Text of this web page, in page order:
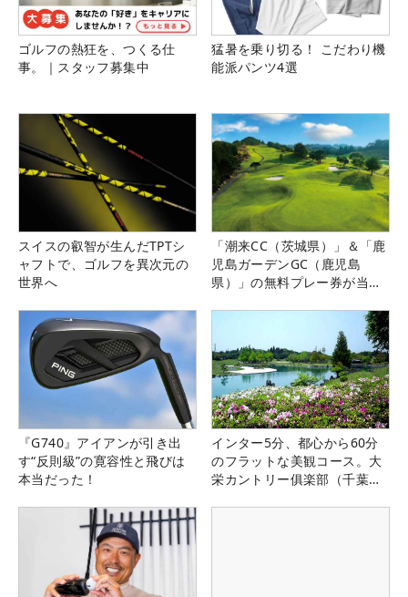
ゴルフの熱狂を、つくる仕
事。｜スタッフ募集中
猛暑を乗り切る！ こだわり機
能派パンツ4選
スイスの叡智が生んだTPTシ
ャフトで、ゴルフを異次元の
世界へ
「潮来CC（茨城県）」＆「鹿
児島ガーデンGC（鹿児島
県）」の無料プレー券が当た
『G740』アイアンが引き出
す“反則級”の寛容性と飛びは
本当だった！
インター5分、都心から60分
のフラットな美観コース。大
栄カントリー俱楽部（千葉